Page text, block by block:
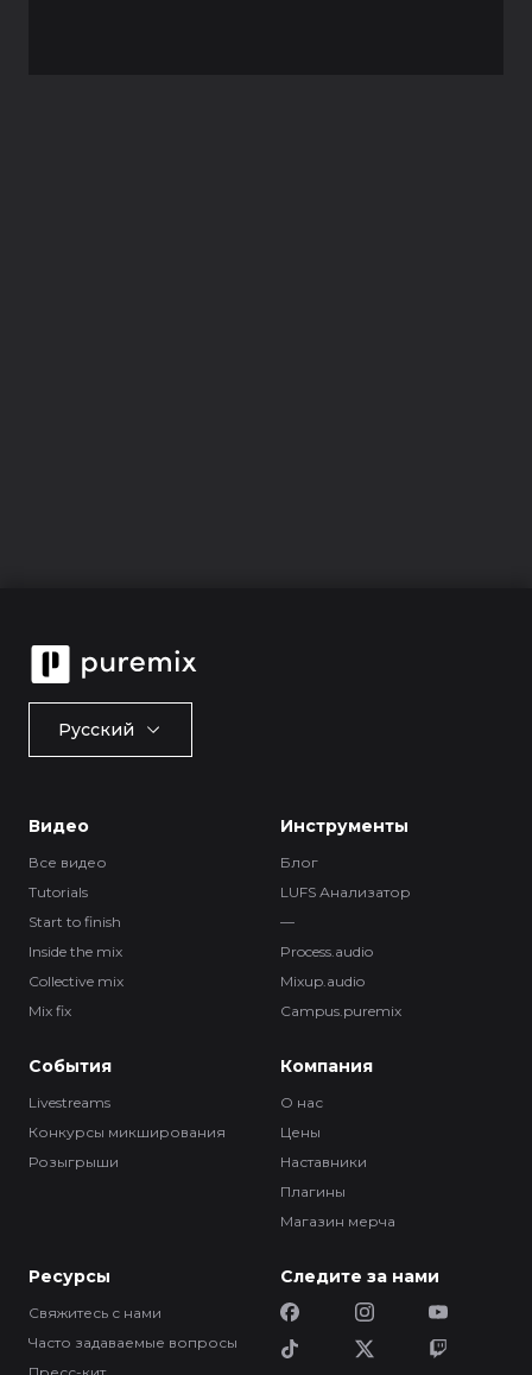
Русский
Видео
Все видео
Tutorials
Start to finish
Inside the mix
Collective mix
Mix fix
Инструменты
Блог
LUFS Анализатор
—
Process.audio
Mixup.audio
Campus.puremix
События
Livestreams
Конкурсы микширования
Розыгрыши
Компания
О нас
Цены
Наставники
Плагины
Магазин мерча
Ресурсы
Свяжитесь с нами
Часто задаваемые вопросы
Следите за нами